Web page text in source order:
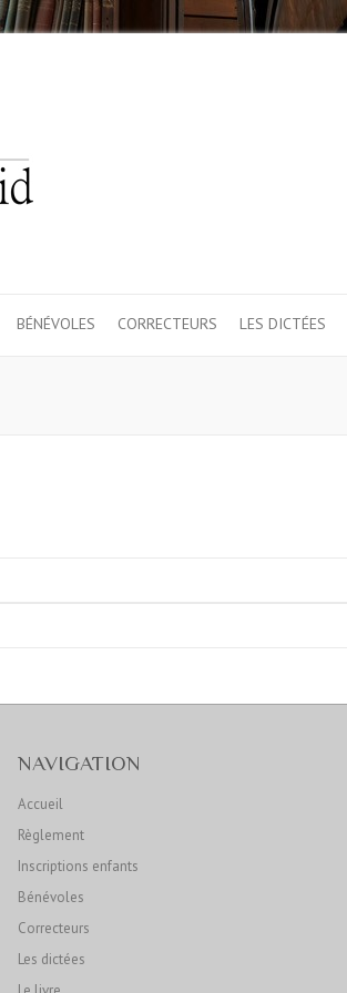
BÉNÉVOLES CORRECTEURS LES DICTÉES
NAVIGATION
Accueil
Règlement
Inscriptions enfants
Bénévoles
Correcteurs
Les dictées